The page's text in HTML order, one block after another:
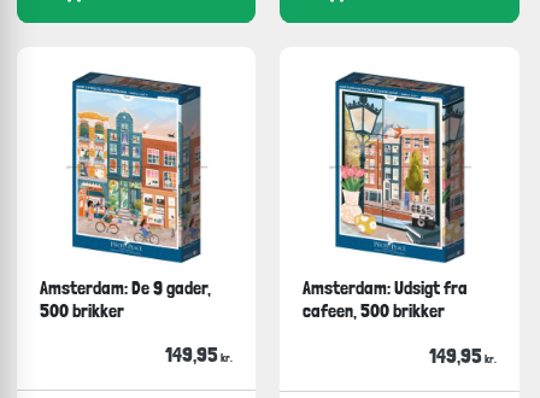
Amsterdam: De 9 gader,
500 brikker
149,95 kr.
Amsterdam: Udsigt fra
cafeen, 500 brikker
149,95 kr.